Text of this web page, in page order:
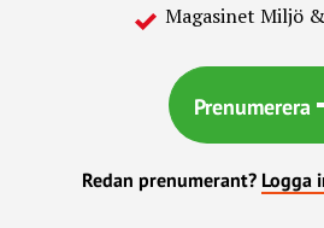
Magasinet Miljö
Prenumerera
Redan prenumerant? Logga